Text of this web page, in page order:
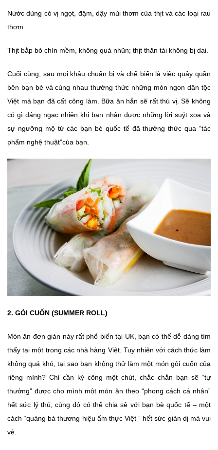
Nước dùng có vị ngọt, đậm, dậy mùi thơm của thịt và các loại rau
thơm.
Thịt bắp bò chín mềm, không quá nhũn; thịt thăn tái không bị dai.
Cuối cùng, sau mọi khâu chuẩn bị và chế biến là việc quây quần
bên bạn bè và cùng nhau thưởng thức những món ngon dân tộc
Việt mà bạn đã cất công làm. Bữa ăn hẳn sẽ rất thú vị. Sẽ không
có gì đáng ngạc nhiên khi bạn nhận được những lời suýt xoa và
sự ngưỡng mộ từ các bạn bè quốc tế đã thưởng thức qua “tác
phẩm nghệ thuật”của bạn.
2. GỎI CUỐN (SUMMER ROLL)
Món ăn đơn giản này rất phổ biến tại UK, bạn có thể dễ dàng tìm
thấy tại một trong các nhà hàng Việt. Tuy nhiên với cách thức làm
không quá khó, tại sao bạn không thử làm một món gỏi cuốn của
riêng mình? Chỉ cần kỳ công một chút, chắc chắn bạn sẽ “tự
thưởng” được cho mình một món ăn theo “phong cách cá nhân”
hết sức lý thú, cùng đó có thể chia sẻ với bạn bè quốc tế – một
cách “quảng bá thương hiệu ẩm thực Việt ” hết sức giản dị mà vui
vẻ.